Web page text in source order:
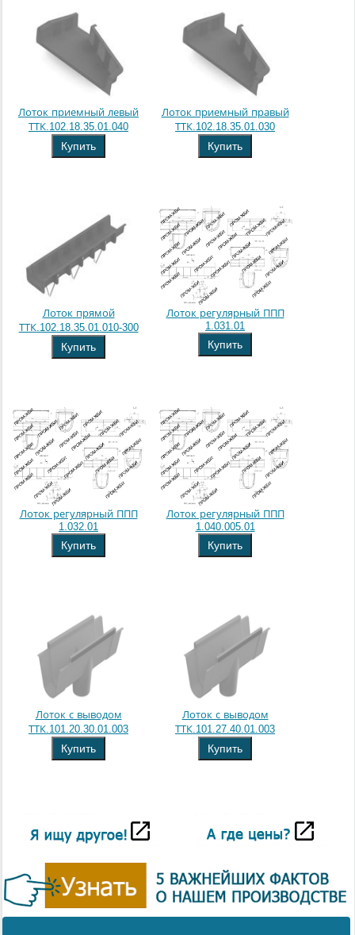
Лоток приемный левый
ТТК.102.18.35.01.040
Купить
Лоток приемный правый
ТТК.102.18.35.01.030
Купить
Лоток прямой
ТТК.102.18.35.01.010-300
Купить
Лоток регулярный ППП
1.031.01
Купить
Лоток регулярный ППП
1.032.01
Купить
Лоток регулярный ППП
1.040.005.01
Купить
Лоток с выводом
ТТК.101.20.30.01.003
Купить
Лоток с выводом
ТТК.101.27.40.01.003
Купить